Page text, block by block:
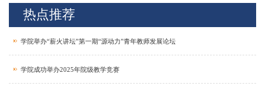
热点推荐
学院举办“薪火讲坛”第一期“源动力”青年教师发展论坛
学院成功举办2025年院级教学竞赛